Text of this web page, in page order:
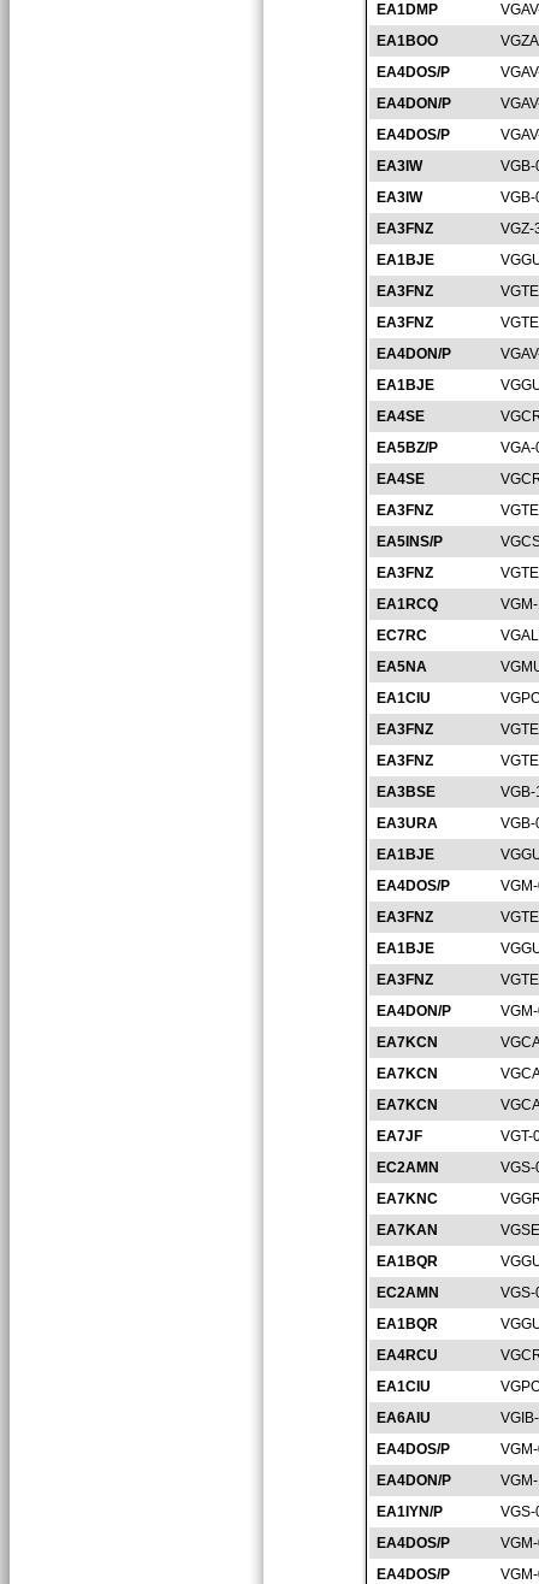
EA1DMP
EA1BOO
EA4DOS/P
EA4DON/P
EA4DOS/P
EA3IW
EA3IW
EA3FNZ
VGZ-
EA1BJE
EA3FNZ
EA3FNZ
EA4DON/P
EA1BJE
EA4SE
EA5BZ/P
EA4SE
EA3FNZ
EA5INS/P
EA3FNZ
EA1RCQ
EC7RC
EA5NA
EA1CIU
EA3FNZ
EA3FNZ
EA3BSE
EA3URA
EA1BJE
EA4DOS/P
EA3FNZ
EA1BJE
EA3FNZ
EA4DON/P
EA7KCN
EA7KCN
EA7KCN
EA7JF
VGT-
EC2AMN
EA7KNC
EA7KAN
EA1BQR
EC2AMN
EA1BQR
EA4RCU
EA1CIU
EA6AIU
EA4DOS/P
EA4DON/P
EA1IYN/P
EA4DOS/P
EA4DOS/P